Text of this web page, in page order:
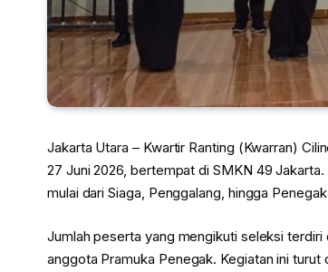
Jakarta Utara – Kwartir Ranting (Kwarran)
27 Juni 2026, bertempat di SMKN 49
mulai dari Siaga, Penggalang, hingga
Jumlah peserta yang mengikuti seleksi terdiri
anggota Pramuka Penegak. Kegiatan ini